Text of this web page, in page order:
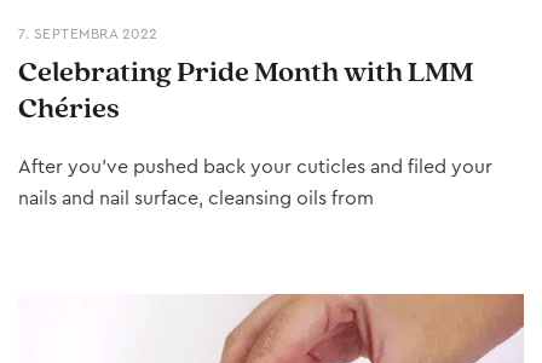
7. SEPTEMBRA 2022
Celebrating Pride Month with LMM
Chéries
After you’ve pushed back your cuticles and filed your
nails and nail surface, cleansing oils from